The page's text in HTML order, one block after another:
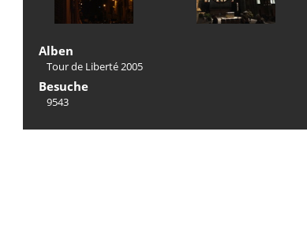
Alben
Tour de Liberté 2005
Besuche
9543